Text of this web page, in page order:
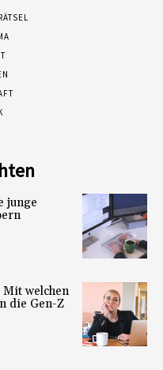
junge
Mit welchen
die Gen-Z